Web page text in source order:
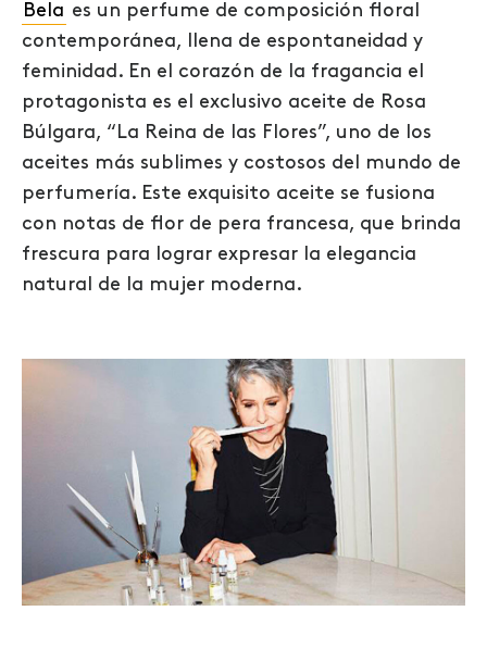
Bela es un perfume de composición floral
contemporánea, llena de espontaneidad y
feminidad. En el corazón de la fragancia el
protagonista es el exclusivo aceite de Rosa
Búlgara, “La Reina de las Flores”, uno de los
aceites más sublimes y costosos del mundo de
perfumería. Este exquisito aceite se fusiona
con notas de flor de pera francesa, que brinda
frescura para lograr expresar la elegancia
natural de la mujer moderna.